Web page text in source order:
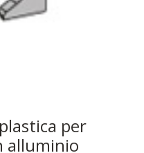
per
alluminio